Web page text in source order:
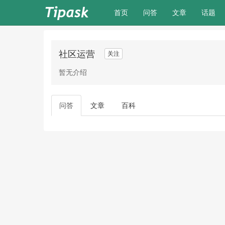
首页(current)
问答 文章 话题
社区运营 关注
暂无介绍
问答 文章 百科